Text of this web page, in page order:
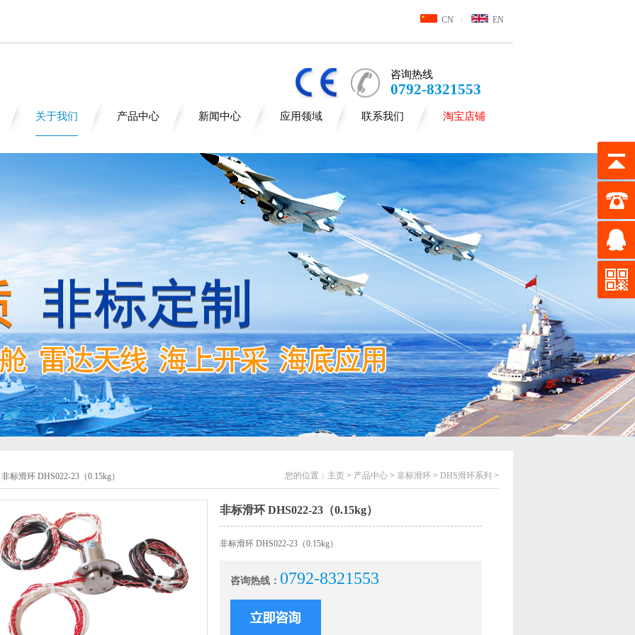
CN EN
咨询热线
0792-8321553
关于我们 产品中心 新闻中心 应用领域 联系我们 淘宝店铺
非标滑环 DHS022-23（0.15kg） 您的位置： 主页 > 产品中心 > 非标滑环 > DHS滑环系列 >
非标滑环 DHS022-23（0.15kg）
非标滑环 DHS022-23（0.15kg）
咨询热线： 0792-8321553